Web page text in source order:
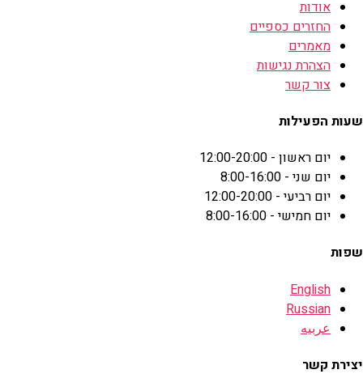
אודות
החזרים כספיים
מאמרים
הצהרת נגישות
צור קשר
שעות הפעילות
יום ראשון - 12:00-20:00
יום שני - 8:00-16:00
יום רביעי - 12:00-20:00
יום חמישי - 8:00-16:00
שפות
English
Russian
عربيه
יצירת קשר